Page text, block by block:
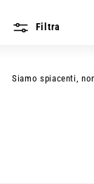
i
i
Filtra
Siamo spiacenti,